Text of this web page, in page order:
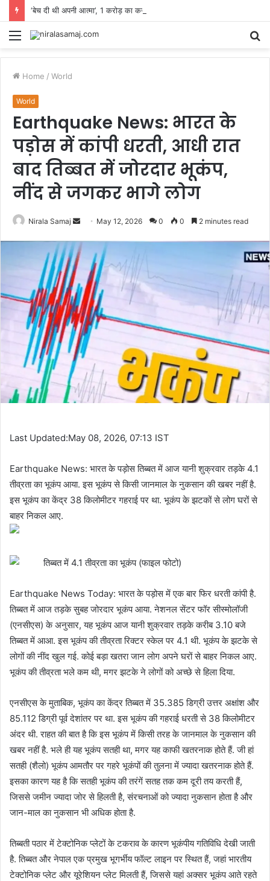
Menu
Home / World
World
Earthquake News: भारत के
पड़ोस में कांपी धरती, आधी रात
बाद तिब्बत में जोरदार भूकंप,
नींद से जगकर भागे लोग
Nirala Samaj
Send
email
May 12, 2026 0 0 2 minutes read
Last Updated:May 08, 2026, 07:13 IST
Earthquake News: भारत के पड़ोस तिब्बत में आज यानी शुक्रवार तड़के 4.1
तीव्रता का भूकंप आया. इस भूकंप से किसी जानमाल के नुकसान की खबर नहीं है.
इस भूकंप का केंद्र 38 किलोमीटर गहराई पर था. भूकंप के झटकों से लोग घरों से
बाहर निकल आए.
तिब्बत में 4.1 तीव्रता का भूकंप (फाइल फोटो)
Earthquake News Today: भारत के पड़ोस में एक बार फिर धरती कांपी है.
तिब्बत में आज तड़के सुबह जोरदार भूकंप आया. नेशनल सेंटर फॉर सीस्मोलॉजी
(एनसीएस) के अनुसार, यह भूकंप आज यानी शुक्रवार तड़के करीब 3.10 बजे
तिब्बत में आआ. इस भूकंप की तीव्रता रिक्टर स्केल पर 4.1 थी. भूकंप के झटके से
लोगों की नींद खुल गई. कोई बड़ा खतरा जान लोग अपने घरों से बाहर निकल आए.
भूकंप की तीव्रता भले कम थी, मगर झटके ने लोगों को अच्छे से हिला दिया.
एनसीएस के मुताबिक, भूकंप का केंद्र तिब्बत में 35.385 डिग्री उत्तर अक्षांश और
85.112 डिग्री पूर्व देशांतर पर था. इस भूकंप की गहराई धरती से 38 किलोमीटर
अंदर थी. राहत की बात है कि इस भूकंप में किसी तरह के जानमाल के नुकसान की
खबर नहीं है. भले ही यह भूकंप सतही था, मगर यह काफी खतरनाक होते हैं. जी हां
सतही (शैलो) भूकंप आमतौर पर गहरे भूकंपों की तुलना में ज्यादा खतरनाक होते हैं.
इसका कारण यह है कि सतही भूकंप की तरंगें सतह तक कम दूरी तय करती हैं,
जिससे जमीन ज्यादा जोर से हिलती है, संरचनाओं को ज्यादा नुकसान होता है और
जान-माल का नुकसान भी अधिक होता है.
तिब्बती पठार में टेक्टोनिक प्लेटों के टकराव के कारण भूकंपीय गतिविधि देखी जाती
है. तिब्बत और नेपाल एक प्रमुख भूगर्भीय फॉल्ट लाइन पर स्थित हैं, जहां भारतीय
टेक्टोनिक प्लेट और यूरेशियन प्लेट मिलती हैं, जिससे यहां अक्सर भूकंप आते रहते